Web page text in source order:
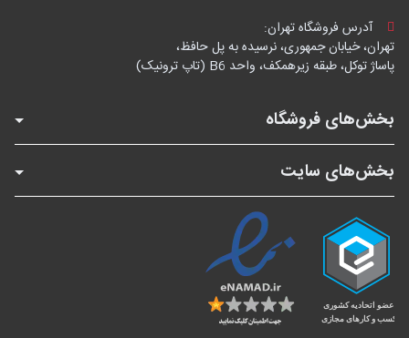
آدرس فروشگاه تهران:
تهران، خیابان جمهوری، نرسیده به پل حافظ،
پاساژ توکل، طبقه زیرهمکف، واحد B6 (تاپ ترونیک)
بخش‌های فروشگاه
بخش‌های سایت